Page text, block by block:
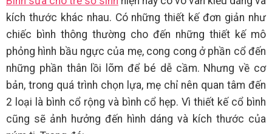
kích thước khác nhau. Có những thiết kế đơn giản như
chiếc bình thông thường cho đến những thiết kế mô
phỏng hình bầu ngực của mẹ, cong cong ở phần cổ đến
những phần thân lồi lõm để bé dễ cầm. Nhưng về cơ
bản, trong quá trình chọn lựa, mẹ chỉ nên quan tâm đến
2 loại là bình cổ rộng và bình cổ hẹp. Vì thiết kế cổ bình
cũng sẽ ảnh hưởng đến hình dáng và kích thước của